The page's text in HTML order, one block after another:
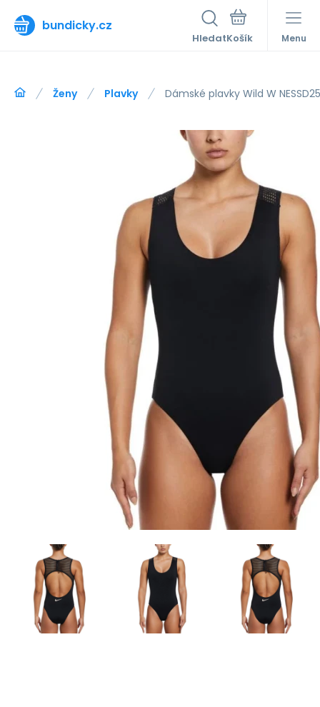
bundicky.cz
Hledat Menu
Ženy Plavky Dámské plavky Wild W